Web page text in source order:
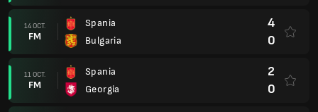
14 OCT.
FM
Spania
Bulgaria
4
0
11 OCT.
FM
Spania
Georgia
2
0